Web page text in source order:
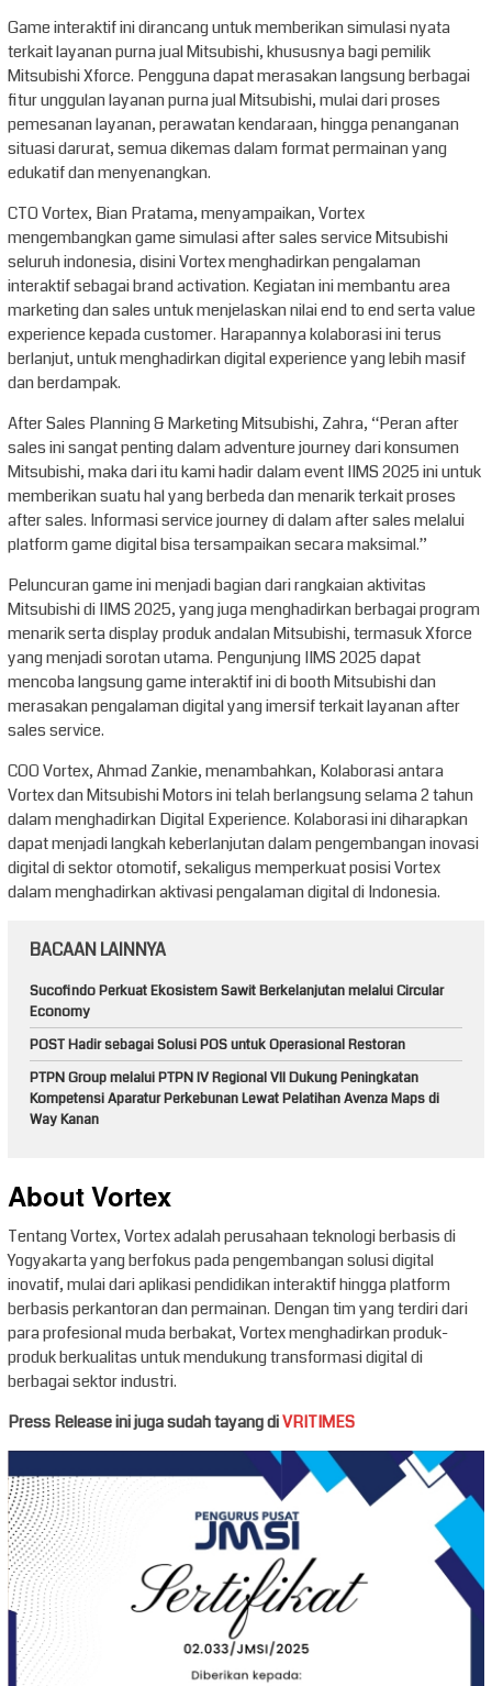
Game interaktif ini dirancang untuk memberikan simulasi nyata
terkait layanan purna jual Mitsubishi, khususnya bagi pemilik
Mitsubishi Xforce. Pengguna dapat merasakan langsung berbagai
fitur unggulan layanan purna jual Mitsubishi, mulai dari proses
pemesanan layanan, perawatan kendaraan, hingga penanganan
situasi darurat, semua dikemas dalam format permainan yang
edukatif dan menyenangkan.
CTO Vortex, Bian Pratama, menyampaikan, Vortex
mengembangkan game simulasi after sales service Mitsubishi
seluruh indonesia, disini Vortex menghadirkan pengalaman
interaktif sebagai brand activation. Kegiatan ini membantu area
marketing dan sales untuk menjelaskan nilai end to end serta value
experience kepada customer. Harapannya kolaborasi ini terus
berlanjut, untuk menghadirkan digital experience yang lebih masif
dan berdampak.
After Sales Planning & Marketing Mitsubishi, Zahra, “Peran after
sales ini sangat penting dalam adventure journey dari konsumen
Mitsubishi, maka dari itu kami hadir dalam event IIMS 2025 ini untuk
memberikan suatu hal yang berbeda dan menarik terkait proses
after sales. Informasi service journey di dalam after sales melalui
platform game digital bisa tersampaikan secara maksimal.”
Peluncuran game ini menjadi bagian dari rangkaian aktivitas
Mitsubishi di IIMS 2025, yang juga menghadirkan berbagai program
menarik serta display produk andalan Mitsubishi, termasuk Xforce
yang menjadi sorotan utama. Pengunjung IIMS 2025 dapat
mencoba langsung game interaktif ini di booth Mitsubishi dan
merasakan pengalaman digital yang imersif terkait layanan after
sales service.
COO Vortex, Ahmad Zankie, menambahkan, Kolaborasi antara
Vortex dan Mitsubishi Motors ini telah berlangsung selama 2 tahun
dalam menghadirkan Digital Experience. Kolaborasi ini diharapkan
dapat menjadi langkah keberlanjutan dalam pengembangan inovasi
digital di sektor otomotif, sekaligus memperkuat posisi Vortex
dalam menghadirkan aktivasi pengalaman digital di Indonesia.
BACAAN LAINNYA
Sucofindo Perkuat Ekosistem Sawit Berkelanjutan melalui Circular
Economy
POST Hadir sebagai Solusi POS untuk Operasional Restoran
PTPN Group melalui PTPN IV Regional VII Dukung Peningkatan
Kompetensi Aparatur Perkebunan Lewat Pelatihan Avenza Maps di
Way Kanan
About Vortex
Tentang Vortex, Vortex adalah perusahaan teknologi berbasis di
Yogyakarta yang berfokus pada pengembangan solusi digital
inovatif, mulai dari aplikasi pendidikan interaktif hingga platform
berbasis perkantoran dan permainan. Dengan tim yang terdiri dari
para profesional muda berbakat, Vortex menghadirkan produk-
produk berkualitas untuk mendukung transformasi digital di
berbagai sektor industri.
Press Release ini juga sudah tayang diVRITIMES